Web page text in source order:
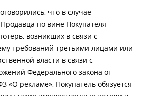
что в случае
по вине Покупателя
возникших в связи с
требований третьими лицами или
власти в связи с
Федерального закона от
«О рекламе», Покупатель обязуется